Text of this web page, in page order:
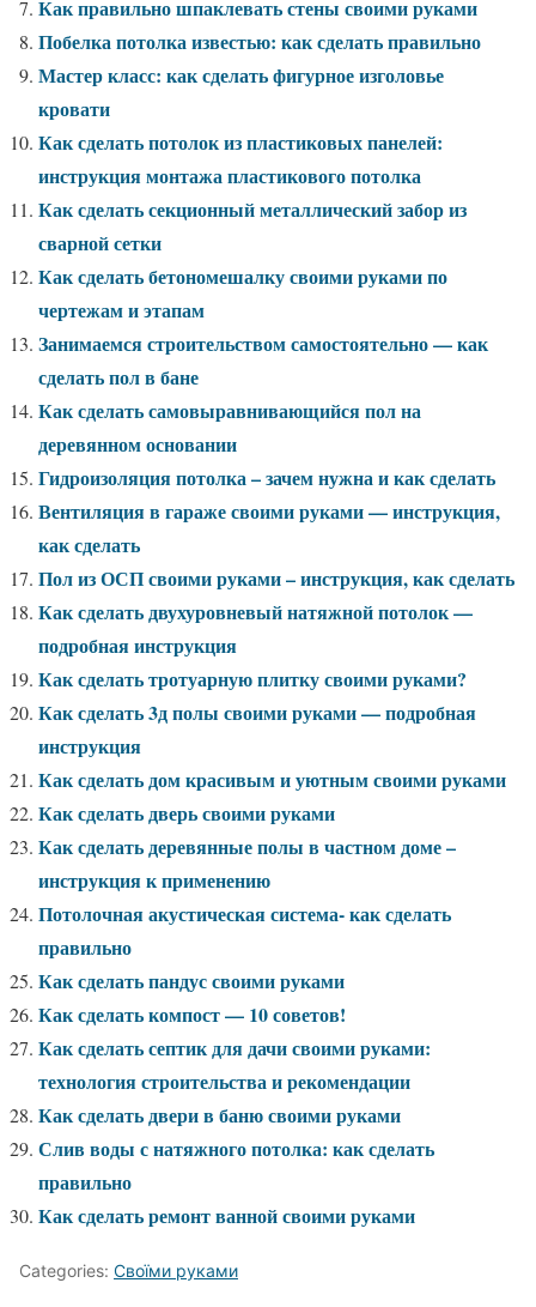
Как правильно шпаклевать стены своими руками
Побелка потолка известью: как сделать правильно
Мастер класс: как сделать фигурное изголовье
кровати
Как сделать потолок из пластиковых панелей:
инструкция монтажа пластикового потолка
Как сделать секционный металлический забор из
сварной сетки
Как сделать бетономешалку своими руками по
чертежам и этапам
Занимаемся строительством самостоятельно — как
сделать пол в бане
Как сделать самовыравнивающийся пол на
деревянном основании
Гидроизоляция потолка – зачем нужна и как сделать
Вентиляция в гараже своими руками — инструкция,
как сделать
Пол из ОСП своими руками – инструкция, как сделать
Как сделать двухуровневый натяжной потолок —
подробная инструкция
Как сделать тротуарную плитку своими руками?
Как сделать 3д полы своими руками — подробная
инструкция
Как сделать дом красивым и уютным своими руками
Как сделать дверь своими руками
Как сделать деревянные полы в частном доме –
инструкция к применению
Потолочная акустическая система- как сделать
правильно
Как сделать пандус своими руками
Как сделать компост — 10 советов!
Как сделать септик для дачи своими руками:
технология строительства и рекомендации
Как сделать двери в баню своими руками
Слив воды с натяжного потолка: как сделать
правильно
Как сделать ремонт ванной своими руками
Categories: Своїми руками